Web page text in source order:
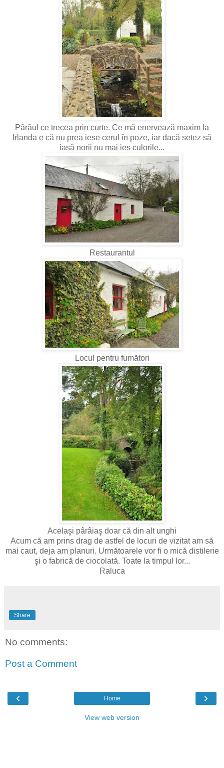
Pârâul ce trecea prin curte. Ce mă enervează maxim la
Irlanda e că nu prea iese cerul în poze, iar dacă setez să
iasă norii nu mai ies culorile...
Restaurantul
Locul pentru fumători
Acelaşi pârâiaş doar că din alt unghi
Acum că am prins drag de astfel de locuri de vizitat am să
mai caut, deja am planuri. Următoarele vor fi o mică distilerie
şi o fabrică de ciocolată. Toate la timpul lor...
Raluca
Share
No comments:
Post a Comment
‹ ›
Home
View web version